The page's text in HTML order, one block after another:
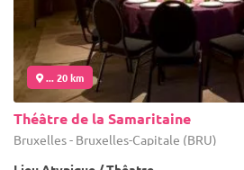
... 20 km
Théâtre de la Samaritaine
Bruxelles - Bruxelles-Capitale (BRU)